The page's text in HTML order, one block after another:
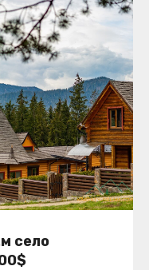
село